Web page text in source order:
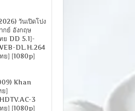
วันเปิดโปง
กย์ อังกฤษ
ย DD 5.1]-
DL.H.264
ย] [1080p]
Khan
ย]
3
ย] [1080p]